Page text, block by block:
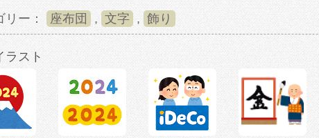
リー： 座布団 , 文字 , 飾り
ラスト